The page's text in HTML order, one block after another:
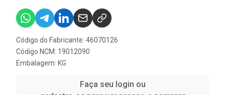
Código do Fabricante: 46070126
Código NCM: 19012090
Embalagem: KG
Faça seu login ou